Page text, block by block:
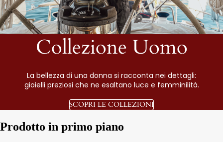
Collezione Uomo
La bellezza di una donna si racconta nei dettagli:
gioielli preziosi che ne esaltano luce e femminilità.
SCOPRI LE COLLEZIONI
Prodotto in primo piano